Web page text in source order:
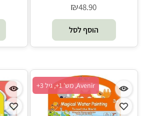
₪48.90
הוסף לסל
Avenir, מש' 1+, גיל 3+